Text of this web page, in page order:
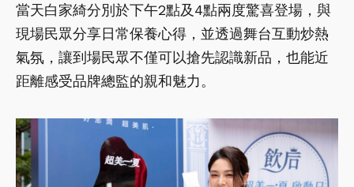
當天白家綺分別於下午2點及4點兩度驚喜登場，與
現場民眾分享日常保養心得，並透過舞台互動炒熱
氣氛，讓到場民眾不僅可以搶先認識新品，也能近
距離感受品牌總監的親和魅力。